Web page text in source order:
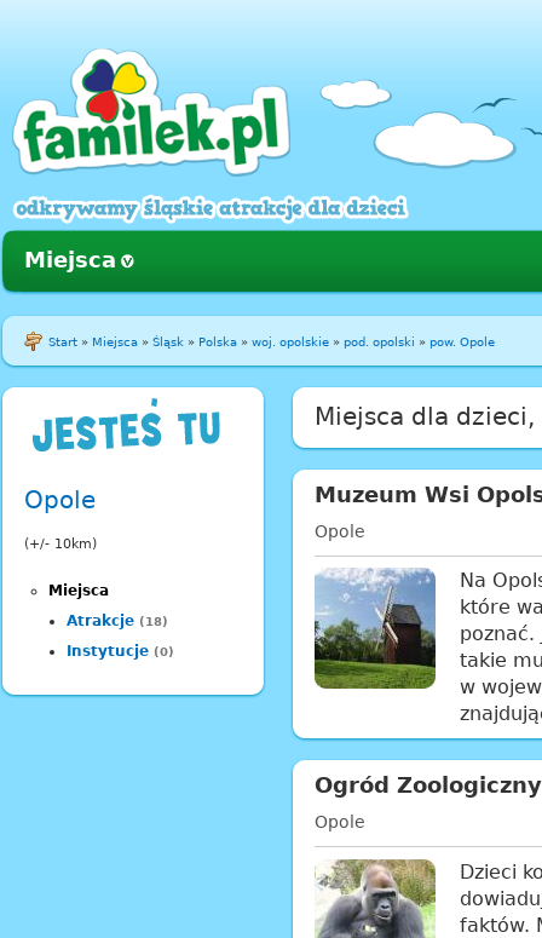
Miejsca
Start » Miejsca » Śląsk » Polska » woj. opolskie » pod. opolski » pow. Opole
Opole
(+/- 10km)
Miejsca
Atrakcje (18)
Instytucje (0)
Miejsca dla
Muzeum Wsi
Opole
Na
które
poznać.
takie
w
Ogród
Opole
Dzieci
faktów.